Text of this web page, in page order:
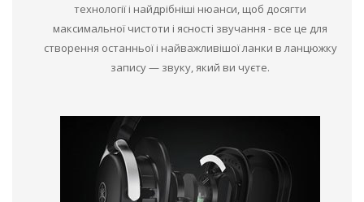
технології і найдрібніші нюанси, щоб досягти
максимальної чистоти і ясності звучання - все це для
створення останньої і найважливішої ланки в ланцюжку
запису — звуку, який ви чуєте.